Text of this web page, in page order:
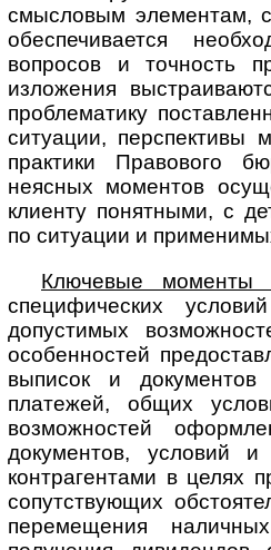
смысловым элементам,
обеспечивается
вопросов и точность
изложения
проблематику
ситуации, перспективы
практики Правового
неясных моментов
клиенту понятными, с
по ситуации и
Ключевые моменты
специфических
допустимых
особенностей
выписок и
платежей, общих
возможностей
документов, условий
контрагентами в целях
сопутствующих
перемещения